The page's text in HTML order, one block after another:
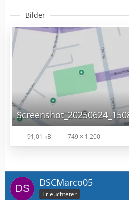
Bilder
91,01 kB 749 × 1.200
DSCMarco05
Erleuchteter